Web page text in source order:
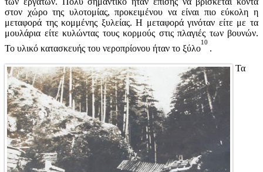
στον χώρο της υλοτομίας, προκειμένου να είναι πιο εύκολη η
μεταφορά της κομμένης ξυλείας. Η μεταφορά γινόταν είτε με τα
μουλάρια είτε κυλώντας τους κορμούς στις πλαγιές των βουνών.
Το υλικό κατασκευής του νεροπρίονου ήταν το ξύλο
10
.
Τα